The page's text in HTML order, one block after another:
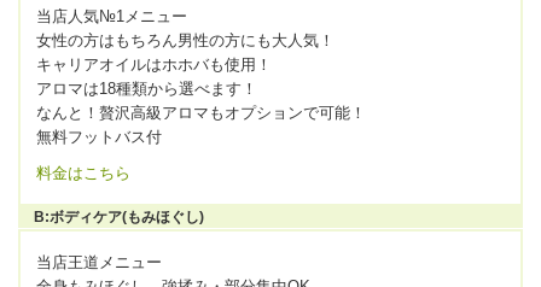
当店人気№1メニュー
女性の方はもちろん男性の方にも大人気！
キャリアオイルはホホバも使用！
アロマは18種類から選べます！
なんと！贅沢高級アロマもオプションで可能！
無料フットバス付
料金はこちら
B:ボディケア(もみほぐし)
当店王道メニュー